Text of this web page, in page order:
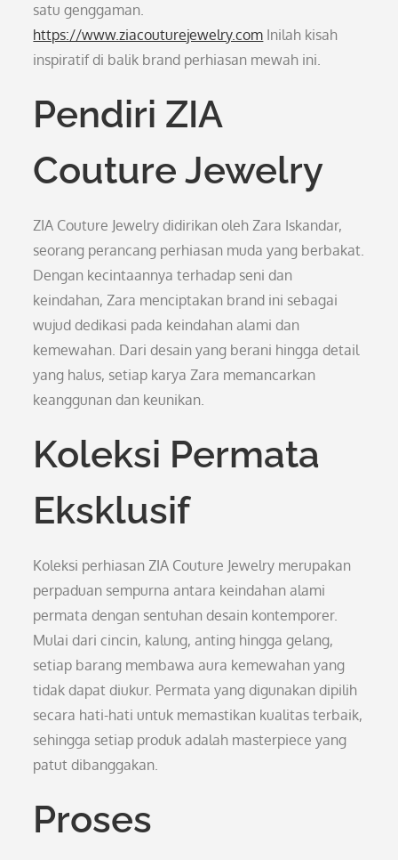
satu genggaman.
https://www.ziacouturejewelry.com Inilah kisah
inspiratif di balik brand perhiasan mewah ini.
Pendiri ZIA
Couture Jewelry
ZIA Couture Jewelry didirikan oleh Zara Iskandar,
seorang perancang perhiasan muda yang berbakat.
Dengan kecintaannya terhadap seni dan
keindahan, Zara menciptakan brand ini sebagai
wujud dedikasi pada keindahan alami dan
kemewahan. Dari desain yang berani hingga detail
yang halus, setiap karya Zara memancarkan
keanggunan dan keunikan.
Koleksi Permata
Eksklusif
Koleksi perhiasan ZIA Couture Jewelry merupakan
perpaduan sempurna antara keindahan alami
permata dengan sentuhan desain kontemporer.
Mulai dari cincin, kalung, anting hingga gelang,
setiap barang membawa aura kemewahan yang
tidak dapat diukur. Permata yang digunakan dipilih
secara hati-hati untuk memastikan kualitas terbaik,
sehingga setiap produk adalah masterpiece yang
patut dibanggakan.
Proses